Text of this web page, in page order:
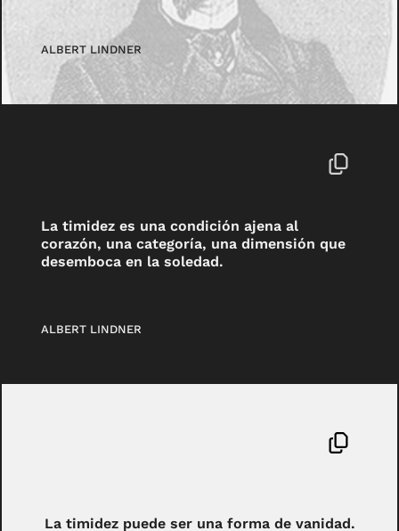
ALBERT LINDNER
La timidez es una condición ajena al
corazón, una categoría, una dimensión que
desemboca en la soledad.
ALBERT LINDNER
La timidez puede ser una forma de vanidad.